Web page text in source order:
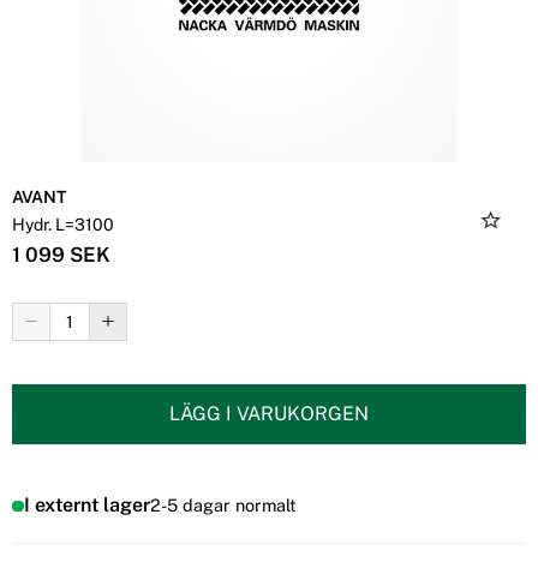
AVANT
Hydr. L=3100
1 099 SEK
LÄGG I VARUKORGEN
I externt lager2-5 dagar normalt